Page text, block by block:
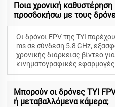
Ποια χρονική
προσδοκήσω με τους
Οι δρόνοι FPV της TYI
ms σε σύνδεση 5.8 GHz,
χρονικής διάρκειας βίντεο
κινηματογραφικές
Μπορούν οι δρόνες TYI
ή μεταβαλλόμενα κάμερα;